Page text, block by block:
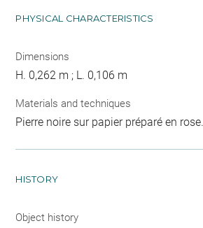
PHYSICAL CHARACTERISTICS
Dimensions
H. 0,262 m ; L. 0,106 m
Materials and techniques
Pierre noire sur papier préparé en rose.
HISTORY
Object history